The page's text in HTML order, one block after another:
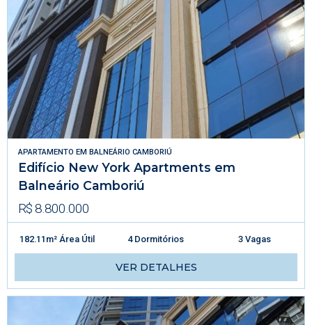
APARTAMENTO EM BALNEÁRIO CAMBORIÚ
Edifício New York Apartments em
Balneário Camboriú
R$ 8.800.000
182.11m² Área Útil 4 Dormitórios 3 Vagas
VER DETALHES